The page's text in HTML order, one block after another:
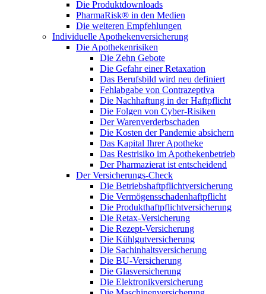
Die Produktdownloads
PharmaRisk® in den Medien
Die weiteren Empfehlungen
Individuelle Apothekenversicherung
Die Apothekenrisiken
Die Zehn Gebote
Die Gefahr einer Retaxation
Das Berufsbild wird neu definiert
Fehlabgabe von Contrazeptiva
Die Nachhaftung in der Haftpflicht
Die Folgen von Cyber-Risiken
Der Warenverderbschaden
Die Kosten der Pandemie absichern
Das Kapital Ihrer Apotheke
Das Restrisiko im Apothekenbetrieb
Der Pharmazierat ist entscheidend
Der Versicherungs-Check
Die Betriebshaftpflichtversicherung
Die Vermögensschadenhaftpflicht
Die Produkthaftpflichtversicherung
Die Retax-Versicherung
Die Rezept-Versicherung
Die Kühlgutversicherung
Die Sachinhaltsversicherung
Die BU-Versicherung
Die Glasversicherung
Die Elektronikversicherung